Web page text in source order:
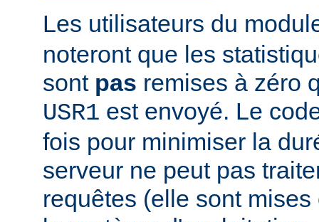
Les utilisateurs du
noteront que les
sont pas remises à zéro
USR1 est envoyé. Le
fois pour minimiser la
serveur ne peut pas
requêtes (elle sont